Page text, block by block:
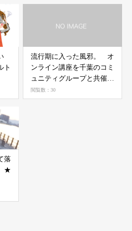
ト
流行期に入った風邪。 オ
ンライン講座を千葉のコミ
ュニティグループと共催
で。７日 九時半から。
閲覧数：30
落
★